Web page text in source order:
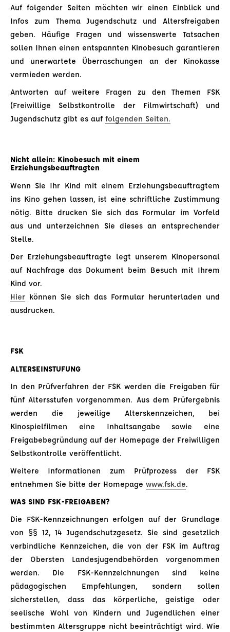
Auf folgender Seiten möchten wir einen Einblick und
Infos zum Thema Jugendschutz und Altersfreigaben
geben. Häufige Fragen und wissenswerte Tatsachen
sollen Ihnen einen entspannten Kinobesuch garantieren
und unerwartete Überraschungen an der Kinokasse
vermieden werden.
Antworten auf weitere Fragen zu den Themen FSK
(Freiwillige Selbstkontrolle der Filmwirtschaft) und
Jugendschutz gibt es auf folgenden Seiten.
Nicht allein: Kinobesuch mit einem
Erziehungsbeauftragten
Wenn Sie Ihr Kind mit einem Erziehungsbeauftragtem
ins Kino gehen lassen, ist eine schriftliche Zustimmung
nötig. Bitte drucken Sie sich das Formular im Vorfeld
aus und unterzeichnen Sie dieses an entsprechender
Stelle.
Der Erziehungsbeauftragte legt unserem Kinopersonal
auf Nachfrage das Dokument beim Besuch mit Ihrem
Kind vor.
Hier können Sie sich das Formular herunterladen und
ausdrucken.
FSK
ALTERSEINSTUFUNG
In den Prüfverfahren der FSK werden die Freigaben für
fünf Altersstufen vorgenommen. Aus dem Prüfergebnis
werden die jeweilige Alterskennzeichen, bei
Kinospielfilmen eine Inhaltsangabe sowie eine
Freigabebegründung auf der Homepage der Freiwilligen
Selbstkontrolle veröffentlicht.
Weitere Informationen zum Prüfprozess der FSK
entnehmen Sie bitte der Homepage www.fsk.de.
WAS SIND FSK-FREIGABEN?
Die FSK-Kennzeichnungen erfolgen auf der Grundlage
von §§ 12, 14 Jugendschutzgesetz. Sie sind gesetzlich
verbindliche Kennzeichen, die von der FSK im Auftrag
der Obersten Landesjugendbehörden vorgenommen
werden. Die FSK-Kennzeichnungen sind keine
pädagogischen Empfehlungen, sondern sollen
sicherstellen, dass das körperliche, geistige oder
seelische Wohl von Kindern und Jugendlichen einer
bestimmten Altersgruppe nicht beeinträchtigt wird. Wie